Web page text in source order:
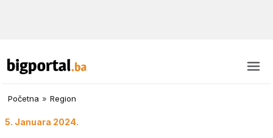
Početna » Region
5. Januara 2024.